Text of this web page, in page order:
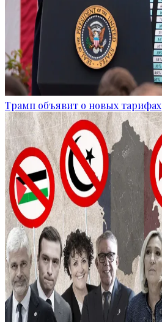
Трамп объявит о новых тарифах